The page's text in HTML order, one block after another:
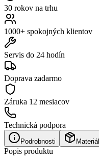
30 rokov na trhu
1000+ spokojných klientov
Servis do 24 hodín
Doprava zadarmo
Záruka 12 mesiacov
Technická podpora
Podrobnosti Materiál
Popis produktu